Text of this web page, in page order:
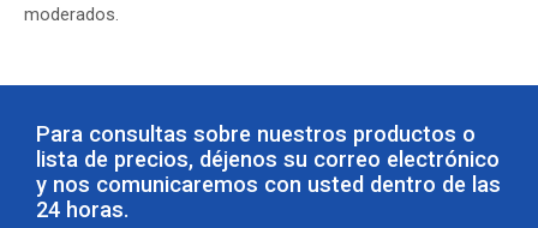
moderados.
Para consultas sobre nuestros productos o
lista de precios, déjenos su correo electrónico
y nos comunicaremos con usted dentro de las
24 horas.